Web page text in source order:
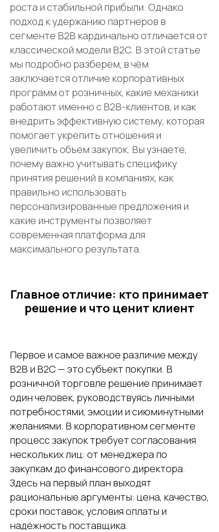
роста и стабильной прибыли. Однако
подход к удержанию партнеров в
сегменте B2B кардинально отличается от
классической модели B2C. В этой статье
мы подробно разберём, в чём
заключается отличие корпоративных
программ от розничных, какие механики
работают именно с B2B-клиентов, и как
внедрить эффективную систему, которая
помогает укрепить отношения и
увеличить объем закупок. Вы узнаете,
почему важно учитывать специфику
принятия решений в компаниях, как
правильно использовать
персонализированные предложения и
какие инструменты позволяет
современная платформа для
максимального результата.
Главное отличие: кто принимает
решение и что ценит клиент
Первое и самое важное различие между
B2B и B2C — это субъект покупки. В
розничной торговле решение принимает
один человек, руководствуясь личными
потребностями, эмоции и сиюминутными
желаниями. В корпоративном сегменте
процесс закупок требует согласования
нескольких лиц: от менеджера по
закупкам до финансового директора.
Здесь на первый план выходят
рациональные аргументы: цена, качество,
сроки поставок, условия оплаты и
надёжность поставщика.